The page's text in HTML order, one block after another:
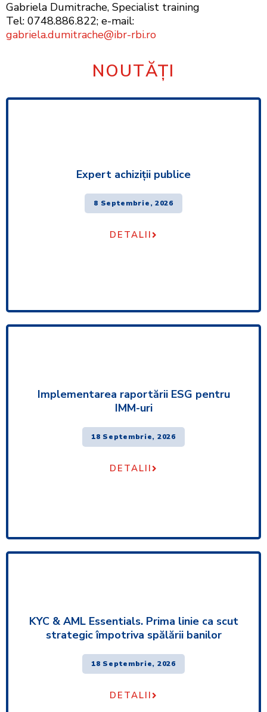
Gabriela Dumitrache, Specialist training
Tel: 0748.886.822; e-mail:
gabriela.dumitrache@ibr-rbi.ro
NOUTĂȚI
Expert achiziţii publice
8 Septembrie, 2026
DETALII
Implementarea raportării ESG pentru
IMM-uri
18 Septembrie, 2026
DETALII
KYC & AML Essentials. Prima linie ca scut
strategic împotriva spălării banilor
18 Septembrie, 2026
DETALII